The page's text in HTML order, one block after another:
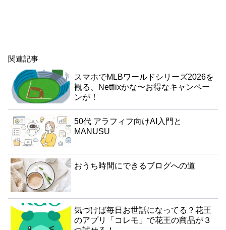
関連記事
スマホでMLBワールドシリーズ2026を
観る、Netflixかな〜お得なキャンペー
ンが！
50代 アラフィフ向けAI入門と
MANUSU
おうち時間にできるブログへの道
気づけば毎日お世話になってる？花王
のアプリ「コレモ」で花王の商品が３